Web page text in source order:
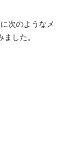
次のようなメ
した。